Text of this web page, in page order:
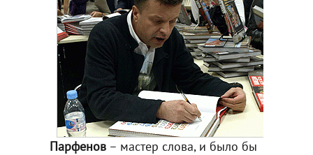
Парфенов – мастер слова, и было бы